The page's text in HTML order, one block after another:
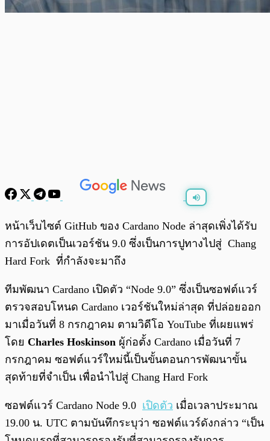
พร้อมเล่น / 0:00
หน้าเว็บไซต์ GitHub ของ Cardano Node ล่าสุดเพิ่งได้รับ
การอัปเดตเป็นเวอร์ชัน 9.0 ซึ่งเป็นการปูทางไปสู่ Chang
Hard Fork ที่กำลังจะมาถึง
ทีมพัฒนา Cardano เปิดตัว “Node 9.0” ซึ่งเป็นซอฟต์แวร์
ตรวจสอบโหนด Cardano เวอร์ชันใหม่ล่าสุด ที่ปล่อยออก
มาเมื่อวันที่ 8 กรกฎาคม ตามวิดีโอ YouTube ที่เผยแพร่
โดย Charles Hoskinson ผู้ก่อตั้ง Cardano เมื่อวันที่ 7
กรกฎาคม ซอฟต์แวร์ใหม่นี้เป็นขั้นตอนการพัฒนาขั้น
สุดท้ายที่จำเป็น เพื่อนำไปสู่ Chang Hard Fork
ซอฟต์แวร์ Cardano Node 9.0 เปิดตัว เมื่อเวลาประมาณ
19.00 น. UTC ตามบันทึกระบุว่า ซอฟต์แวร์ดังกล่าว “เป็น